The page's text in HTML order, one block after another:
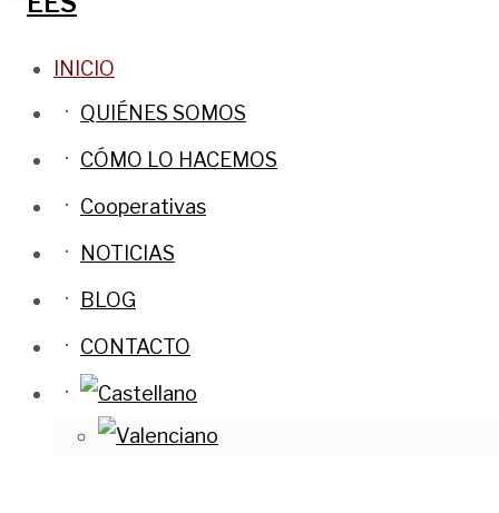
INICIO
QUIÉNES SOMOS
CÓMO LO HACEMOS
Cooperativas
NOTICIAS
BLOG
CONTACTO